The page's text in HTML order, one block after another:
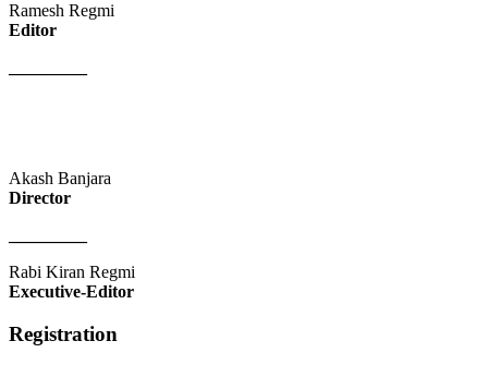
Ramesh Regmi
Editor
Akash Banjara
Director
Rabi Kiran Regmi
Executive-Editor
Registration